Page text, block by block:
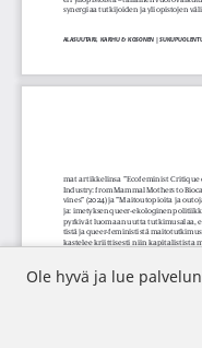
Ole hyvä ja lue palvelun